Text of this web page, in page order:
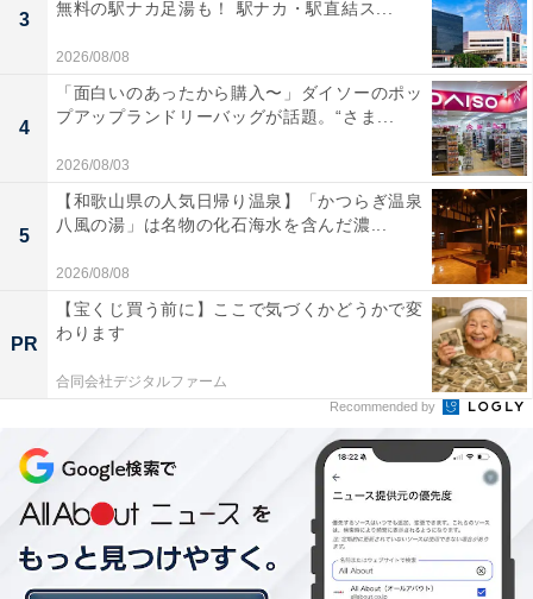
【今日チェックしたい】マーシャルの人気商品5選
マーシャル「Emberton III」
3
無料の駅ナカ足湯も！ 駅ナカ・駅直結ス...
2026/08/08
4
「面白いのあったから購入〜」ダイソーのポッ
プアップランドリーバッグが話題。“さま...
2026/08/03
5
【和歌山県の人気日帰り温泉】「かつらぎ温泉
八風の湯」は名物の化石海水を含んだ濃...
2026/08/08
PR
【宝くじ買う前に】ここで気づくかどうかで変
わります
合同会社デジタルファーム
Recommended by